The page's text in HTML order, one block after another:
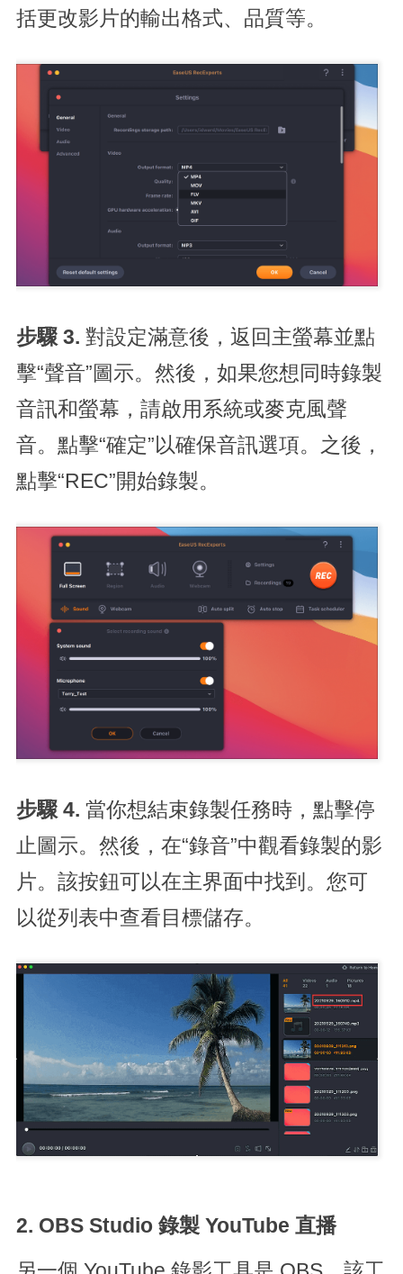
括更改影片的輸出格式、品質等。
步驟 3. 對設定滿意後，返回主螢幕並點
擊“聲音”圖示。然後，如果您想同時錄製
音訊和螢幕，請啟用系統或麥克風聲
音。點擊“確定”以確保音訊選項。之後，
點擊“REC”開始錄製。
步驟 4. 當你想結束錄製任務時，點擊停
止圖示。然後，在“錄音”中觀看錄製的影
片。該按鈕可以在主界面中找到。您可
以從列表中查看目標儲存。
2. OBS Studio 錄製 YouTube 直播